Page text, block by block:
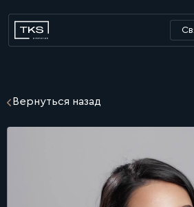
Вернуться назад